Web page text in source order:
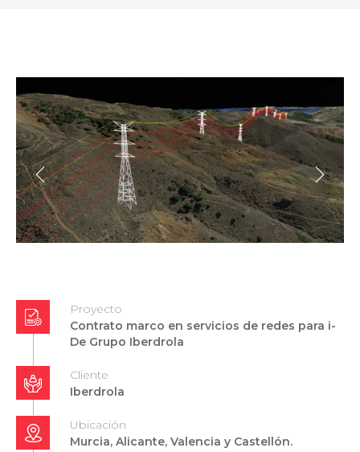
Proyecto
Contrato marco en servicios de redes para i-
De Grupo Iberdrola
Cliente
Iberdrola
Ubicación
Murcia, Alicante, Valencia y Castellón.